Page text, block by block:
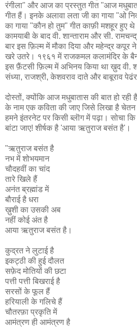
रंगीला" और आज का प्रस्तुत गीत "आज
गीत हैं। इनके अलावा लता जी का गाया "ओ
का गाया "कौन हो तुम" गीत काफ़ी मशहूर हुए
कामयाबी के बाद वी. शान्ताराम और सी.
बार इस फ़िल्म में मौका दिया और महेन्द्र कपूर
खरे उतरे। १९६१ में राजकमल कलामंदिर के बैनर
इस फ़ैंटसी फ़िल्म में अभिनय किया था ख़ुद वी.
संध्या, राजश्री, केशवराव दाते और बाबूराव
दोस्तों, क्योंकि आज मधुबातास की बात हो
के नाम एक कविता की जाए जिसे लिखा है
हमने इंतरनेट पर किसी ब्लॊग में पढ़ा। सोचा
बांटा जाए! शीर्षक है 'आया ऋतुराज बसंत है'।
"ऋतुराज बसंत है
नभ में शोभयमान
चौदहवीं का चांद
तारे खिले हैं
अनंत ब्रह्मांड में
बौराई है धरा
ख़ुशी का उसकी अब
नहीं कोई अंत है
आया ऋतुराज बसंत है।
कुद्रत ने लुटाई है
इकट्ठी की हुई दौलत
सफ़ेद मोतियों की छटा
पत्ती पत्ती बिखराई है
सरसों के फूल हैं
हरियाली के गलिचे हैं
चौतरफ़ा प्रकृति में
आमंत्रण ही आमंत्रण है